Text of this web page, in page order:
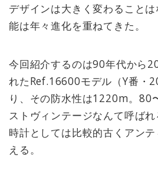
デザインは大きく変わること
能は年々進化を重ねてきた。
今回紹介するのは90年代から
れたRef.16600モデル（Y番・
り、その防水性は1220m。80
ストヴィンテージなんて呼ばれ
時計としては比較的古くアン
える。